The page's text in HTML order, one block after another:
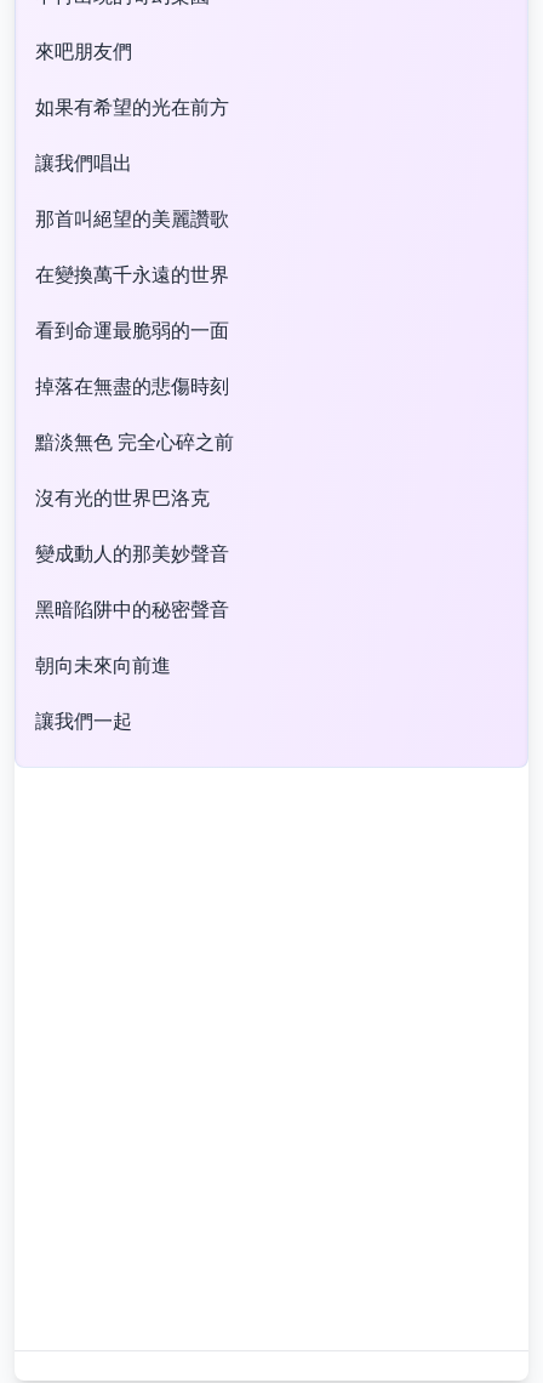
來吧朋友們
如果有希望的光在前方
讓我們唱出
那首叫絕望的美麗讚歌
在變換萬千永遠的世界
看到命運最脆弱的一面
掉落在無盡的悲傷時刻
黯淡無色 完全心碎之前
沒有光的世界巴洛克
變成動人的那美妙聲音
黑暗陷阱中的秘密聲音
朝向未來向前進
讓我們一起